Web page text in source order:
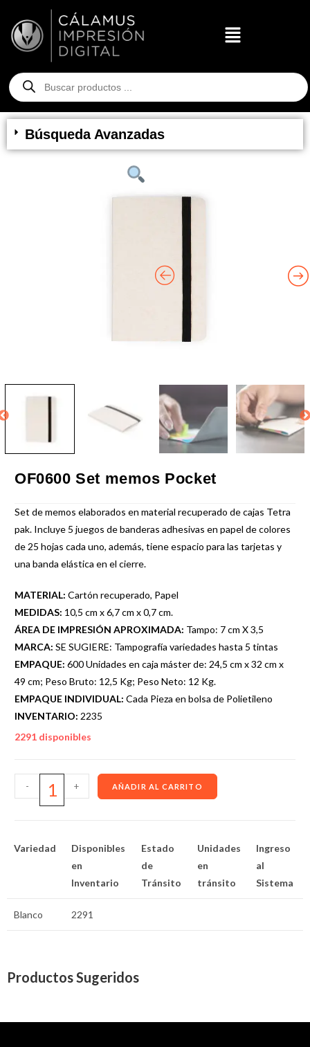
Búsqueda Avanzadas
OF0600 Set memos Pocket
Set de memos elaborados en material recuperado de cajas Tetra
pak. Incluye 5 juegos de banderas adhesivas en papel de colores
de 25 hojas cada uno, además, tiene espacio para las tarjetas y
una banda elástica en el cierre.
MATERIAL: Cartón recuperado, Papel
MEDIDAS: 10,5 cm x 6,7 cm x 0,7 cm.
ÁREA DE IMPRESIÓN APROXIMADA: Tampo: 7 cm X 3,5
MARCA: SE SUGIERE: Tampografía variedades hasta 5 tintas
EMPAQUE: 600 Unidades en caja máster de: 24,5 cm x 32 cm x
49 cm; Peso Bruto: 12,5 Kg; Peso Neto: 12 Kg.
EMPAQUE INDIVIDUAL: Cada Pieza en bolsa de Polietileno
INVENTARIO: 2235
2291 disponibles
- + AÑADIR AL CARRITO
Variedad
Disponibles
en
Inventario
Estado
de
Tránsito
Unidades
en
tránsito
Ingreso
al
Sistema
Blanco 2291
Productos Sugeridos